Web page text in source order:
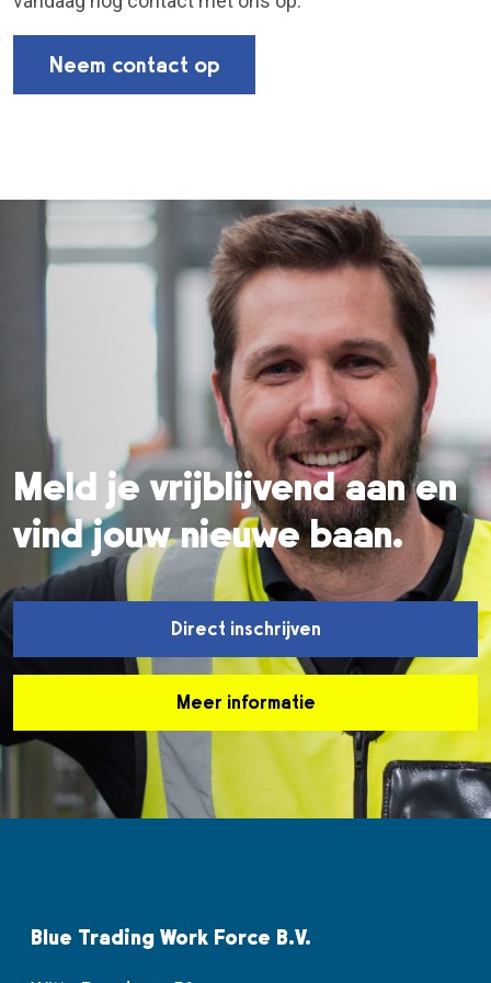
Neem contact op
Meld je vrijblijvend aan en
vind jouw nieuwe baan.
Direct inschrijven
Meer informatie
Blue Trading Work Force B.V.